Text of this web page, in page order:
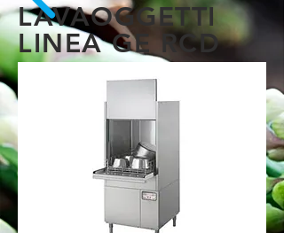
LAVAOGGETTI
LINEA GE RCD